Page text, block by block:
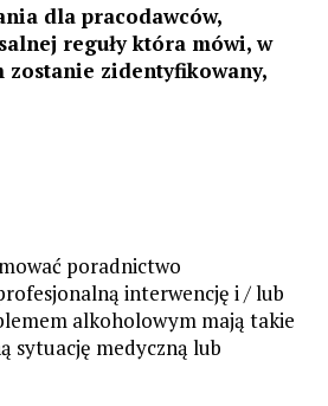
dla pracodawców,
reguły która mówi, w
zostanie zidentyfikowany,
poradnictwo
interwencję i / lub
alkoholowym mają takie
sytuację medyczną lub